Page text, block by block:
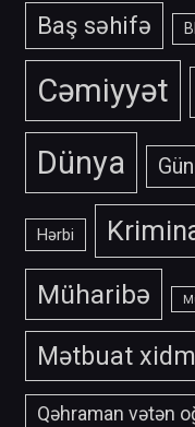
Baş səhifə
Cəmiyyət
Dünya
Hərbi
Müharibə
Mətbuat
Qəhraman vətən